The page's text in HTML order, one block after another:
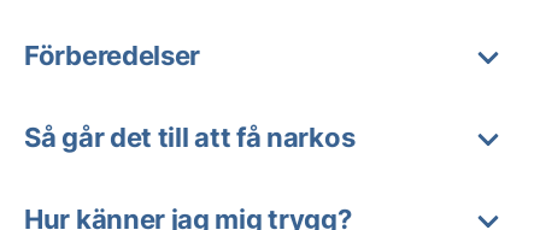
Förberedelser
Så går det till att få narkos
Hur känner jag mig trygg?